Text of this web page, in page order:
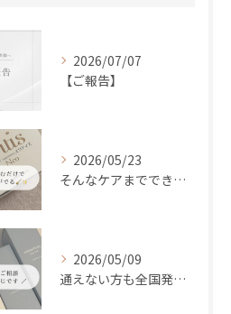
2026/07/07
【ご報告】
2026/05/23
そんなケアまでできるの！？
2026/05/09
通えない方も全国発送中📦✨